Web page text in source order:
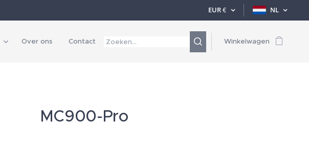
EUR€ NL
Over ons Contact Winkelwagen
MC900-Pro